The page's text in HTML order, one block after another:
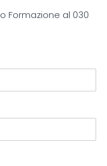
Formazione al 030